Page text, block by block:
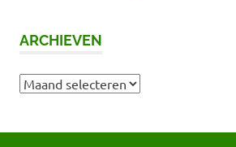
ARCHIEVEN
Archieven